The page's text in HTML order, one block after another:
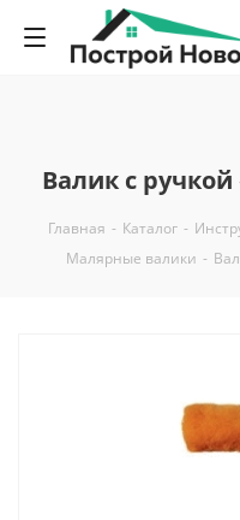
Валик с
Главная - Каталог -
Малярные валики -